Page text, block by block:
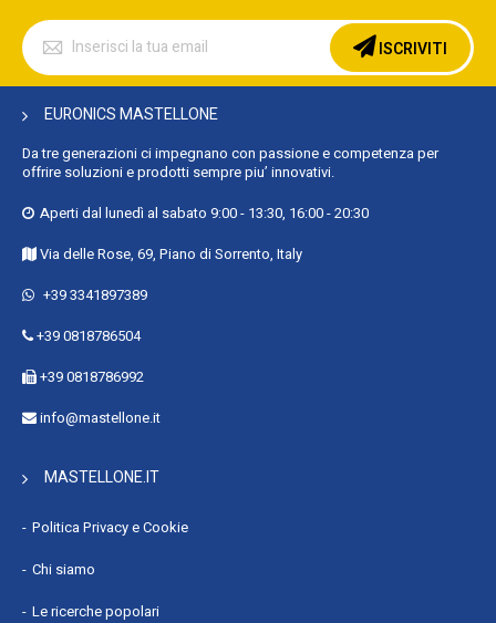
Iscriviti
alla
nostra
Newsletter:
ISCRIVITI
EURONICS MASTELLONE
Da tre generazioni ci impegnano con passione e competenza per
offrire soluzioni e prodotti sempre piu’ innovativi.
Aperti dal lunedì al sabato 9:00 - 13:30, 16:00 - 20:30
Via delle Rose, 69, Piano di Sorrento, Italy
+39 3341897389
+39 0818786504
+39 0818786992
info@mastellone.it
MASTELLONE.IT
Politica Privacy e Cookie
Chi siamo
Le ricerche popolari